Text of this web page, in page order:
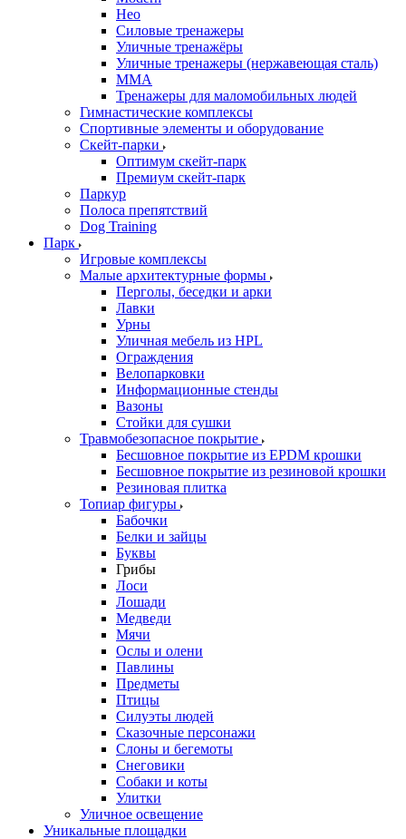
Нео
Силовые тренажеры
Уличные тренажёры
Уличные тренажеры (нержавеющая сталь)
ММА
Тренажеры для маломобильных людей
Гимнастические комплексы
Спортивные элементы и оборудование
Скейт-парки
Оптимум скейт-парк
Премиум скейт-парк
Паркур
Полоса препятствий
Dog Training
Парк
Игровые комплексы
Малые архитектурные формы
Перголы, беседки и арки
Лавки
Урны
Уличная мебель из HPL
Ограждения
Велопарковки
Информационные стенды
Вазоны
Стойки для сушки
Травмобезопасное покрытие
Бесшовное покрытие из EPDM крошки
Бесшовное покрытие из резиновой крошки
Резиновая плитка
Топиар фигуры
Бабочки
Белки и зайцы
Буквы
Грибы
Лоси
Лошади
Медведи
Мячи
Ослы и олени
Павлины
Предметы
Птицы
Силуэты людей
Сказочные персонажи
Слоны и бегемоты
Снеговики
Собаки и коты
Улитки
Уличное освещение
Уникальные площадки